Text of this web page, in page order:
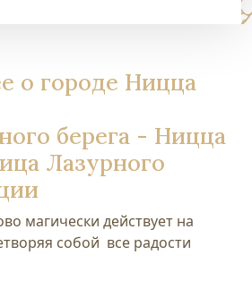
о городе Ницца
берега - Ницца
Лазурного
магически действует на
собой все радости